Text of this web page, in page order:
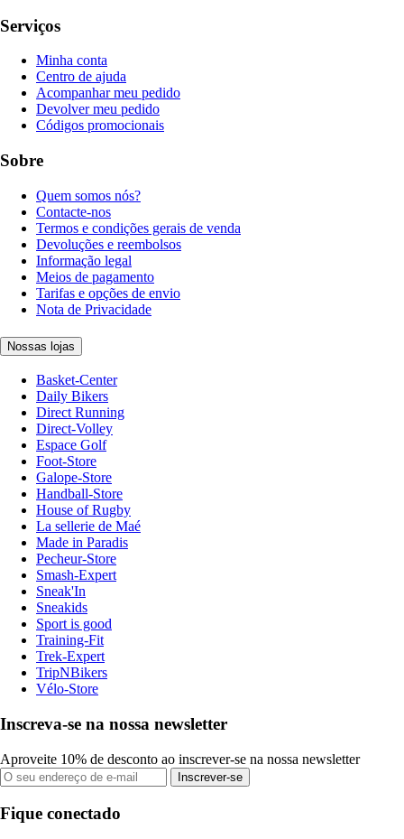
Serviços
Minha conta
Centro de ajuda
Acompanhar meu pedido
Devolver meu pedido
Códigos promocionais
Sobre
Quem somos nós?
Contacte-nos
Termos e condições gerais de venda
Devoluções e reembolsos
Informação legal
Meios de pagamento
Tarifas e opções de envio
Nota de Privacidade
Nossas lojas
Basket-Center
Daily Bikers
Direct Running
Direct-Volley
Espace Golf
Foot-Store
Galope-Store
Handball-Store
House of Rugby
La sellerie de Maé
Made in Paradis
Pecheur-Store
Smash-Expert
Sneak'In
Sneakids
Sport is good
Training-Fit
Trek-Expert
TripNBikers
Vélo-Store
Inscreva-se na nossa newsletter
Aproveite 10% de desconto ao inscrever-se na nossa newsletter
Inscrever-se
Fique conectado